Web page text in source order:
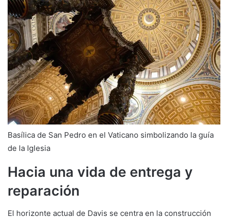
Basílica de San Pedro en el Vaticano simbolizando la guía
de la Iglesia
Hacia una vida de entrega y
reparación
El horizonte actual de Davis se centra en la construcción